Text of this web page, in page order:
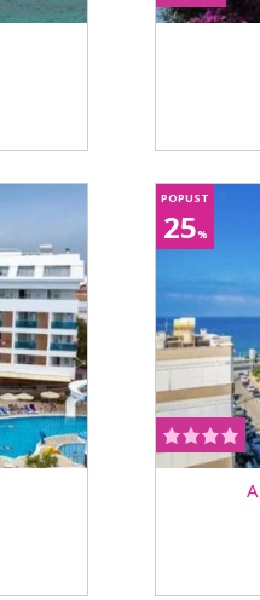
POPUST
25%